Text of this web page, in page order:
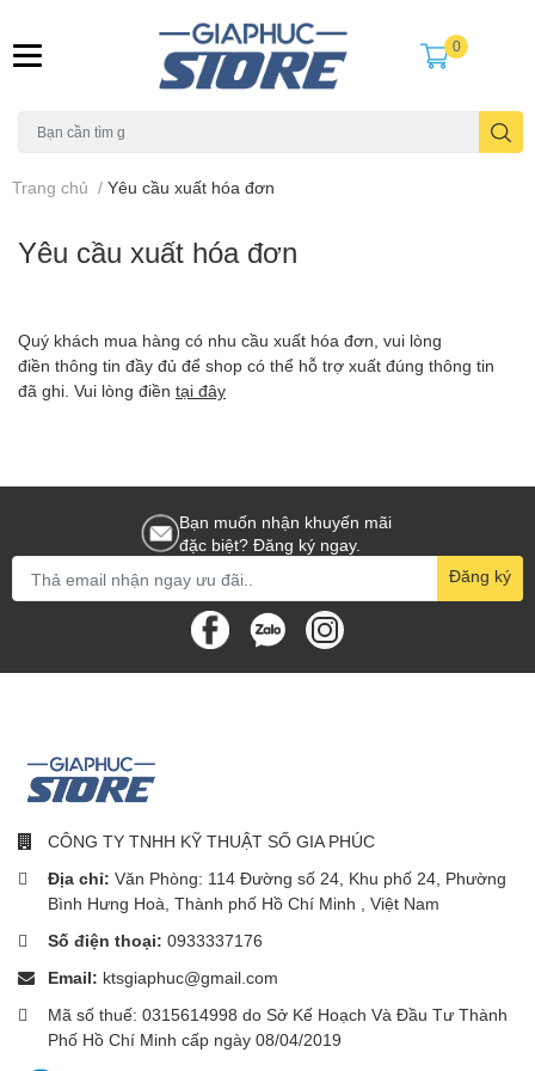
0
Trang chủ / Yêu cầu xuất hóa đơn
Yêu cầu xuất hóa đơn
Quý khách mua hàng có nhu cầu xuất hóa đơn, vui lòng
điền thông tin đầy đủ để shop có thể hỗ trợ xuất đúng thông tin
đã ghi. Vui lòng điền tại đây
Bạn muốn nhận khuyến mãi
đặc biệt? Đăng ký ngay.
Đăng ký
CÔNG TY TNHH KỸ THUẬT SỐ GIA PHÚC
Địa chỉ: Văn Phòng: 114 Đường số 24, Khu phố 24, Phường
Bình Hưng Hoà, Thành phố Hồ Chí Minh , Việt Nam
Số điện thoại: 0933337176
Email: ktsgiaphuc@gmail.com
Mã số thuế: 0315614998 do Sở Kế Hoạch Và Đầu Tư Thành
Phố Hồ Chí Minh cấp ngày 08/04/2019